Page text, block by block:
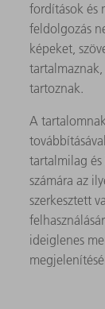
fordítások és
feldolgozás
képeket,
tartoznak.
A
tartalmilag
számára az
szerkesztett
ideiglenes